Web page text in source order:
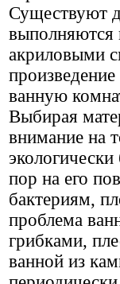
Существуют
выполняются
акриловыми
ванную
Выбирая
внимание на
пор на его
бактериям,
проблема
грибками,
ванной из